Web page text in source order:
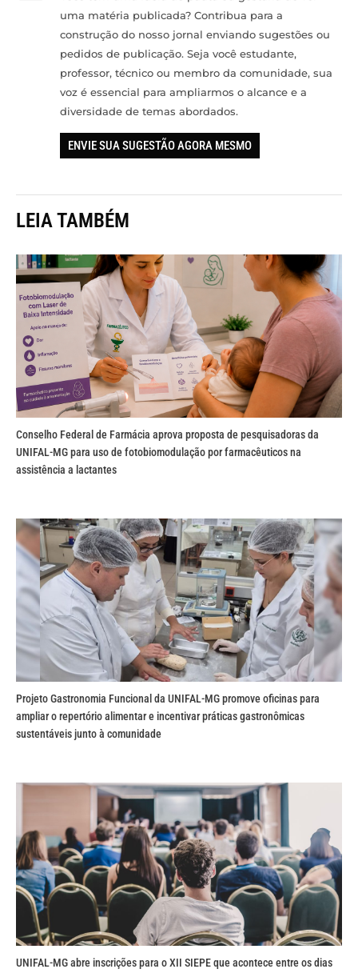
uma matéria publicada? Contribua para a
construção do nosso jornal enviando sugestões ou
pedidos de publicação. Seja você estudante,
professor, técnico ou membro da comunidade, sua
voz é essencial para ampliarmos o alcance e a
diversidade de temas abordados.
ENVIE SUA SUGESTÃO AGORA MESMO
LEIA TAMBÉM
Conselho Federal de Farmácia aprova proposta de pesquisadoras da
UNIFAL-MG para uso de fotobiomodulação por farmacêuticos na
assistência a lactantes
Projeto Gastronomia Funcional da UNIFAL-MG promove oficinas para
ampliar o repertório alimentar e incentivar práticas gastronômicas
sustentáveis junto à comunidade
UNIFAL-MG abre inscrições para o XII SIEPE que acontece entre os dias